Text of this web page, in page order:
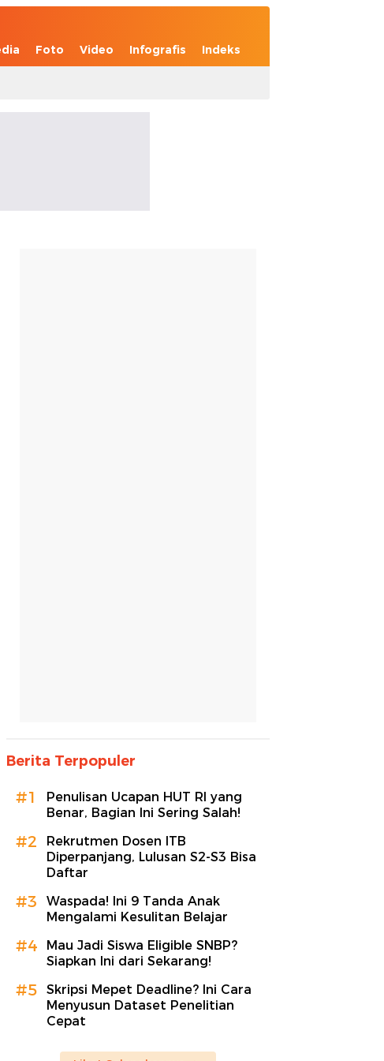
Foto Video Infografis Indeks
Berita Terpopuler
#1
Penulisan Ucapan HUT RI yang
Benar, Bagian Ini Sering Salah!
#2
Rekrutmen Dosen ITB
Diperpanjang, Lulusan S2-S3 Bisa
Daftar
#3
Waspada! Ini 9 Tanda Anak
Mengalami Kesulitan Belajar
#4
Mau Jadi Siswa Eligible SNBP?
Siapkan Ini dari Sekarang!
#5
Skripsi Mepet Deadline? Ini Cara
Menyusun Dataset Penelitian
Cepat